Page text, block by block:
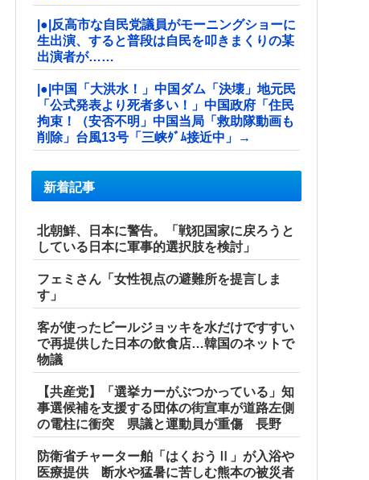
|●|反高市な自民党議員がモーニングショーに
生出演、すると普段は自民を叩きまくりの某
出演者が……
|●|中国「大洪水！」中国ダム「決壊」地元民
「公式発表より死者多い！」中国政府「住民
拘束！（安否不明」中国当局「救助隊動画も
削除」台風13号「三峡ﾀﾞﾑ接近中」→
新着記事
北朝鮮、日本に警告。「戦犯国家に戻ろうと
している日本に軍事的選択肢を検討」
フェミさん「女性視点の避難所を提言しま
す」
客が使ったビールジョッキを水だけですすい
で再提供した日本の飲食店…韓国のネットで
物議
【共産党】「選挙カーがぶつかっている」知
事選候補を支援する団体の街宣車が道路左側
の電柱に衝突 県議と運動員が重傷 長野
防衛省チャーター舶「はくおうⅡ」が入浴や
医療提供 断水や猛暑に苦しむ熊本の被災者